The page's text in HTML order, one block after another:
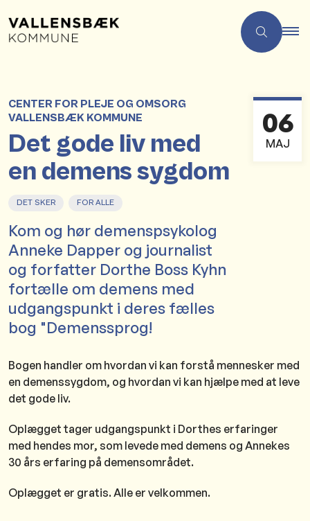
CENTER FOR PLEJE OG OMSORG
VALLENSBÆK KOMMUNE
Det gode liv med
en demens sygdom
06
MAJ
DET SKER FOR ALLE
Kom og hør demenspsykolog
Anneke Dapper og journalist
og forfatter Dorthe Boss Kyhn
fortælle om demens med
udgangspunkt i deres fælles
bog "Demenssprog!
Bogen handler om hvordan vi kan forstå mennesker med
en demenssygdom, og hvordan vi kan hjælpe med at leve
det gode liv.
Oplægget tager udgangspunkt i Dorthes erfaringer
med hendes mor, som levede med demens og Annekes
30 års erfaring på demensområdet.
Oplægget er gratis. Alle er velkommen.